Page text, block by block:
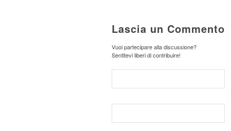
Lascia un Commento
Vuoi partecipare alla discussione?
Sentitevi liberi di contribuire!